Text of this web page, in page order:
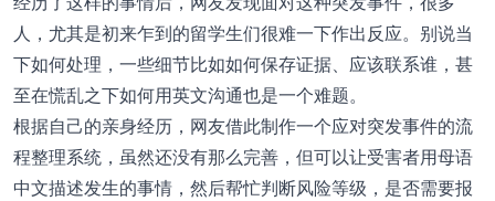
人，尤其是初来乍到的留学生们很难一下作出反应。别说当
下如何处理，一些细节比如如何保存证据、应该联系谁，甚
至在慌乱之下如何用英文沟通也是一个难题。
根据自己的亲身经历，网友借此制作一个应对突发事件的流
程整理系统，虽然还没有那么完善，但可以让受害者用母语
中文描述发生的事情，然后帮忙判断风险等级，是否需要报